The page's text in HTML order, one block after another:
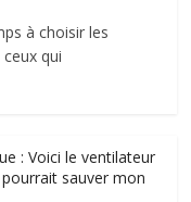
à choisir les
qui
: Voici le ventilateur
sauver mon